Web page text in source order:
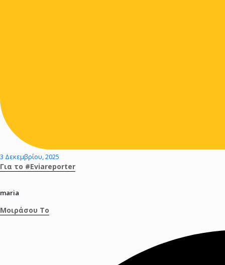
3 Δεκεμβρίου, 2025
Για το #Eviareporter
maria
Μοιράσου Το